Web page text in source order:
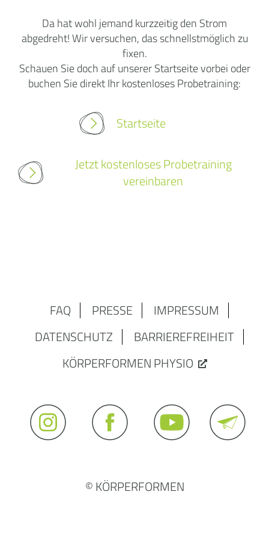
Da hat wohl jemand kurzzeitig den Strom
abgedreht! Wir versuchen, das schnellstmöglich zu
fixen.
Schauen Sie doch auf unserer Startseite vorbei oder
buchen Sie direkt Ihr kostenloses Probetraining:
Startseite
Jetzt kostenloses Probetraining
vereinbaren
FAQ PRESSE
IMPRESSUM
DATENSCHUTZ
BARRIEREFREIHEIT
KÖRPERFORMEN PHYSIO
© KÖRPERFORMEN